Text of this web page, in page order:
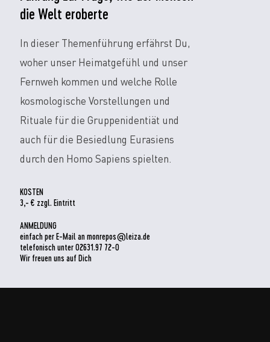
die Welt eroberte
In dieser Themenführung erfährst Du,
woher unser Heimatgefühl und unser
Fernweh kommen und welche Rolle
kosmologische Vorstellungen und
Rituale für die Gruppenidentiät und
auch für die Besiedlung Eurasiens
durch den Homo Sapiens spielten.
KOSTEN
3,- € zzgl. Eintritt
ANMELDUNG
einfach per E-Mail an monrepos@leiza.de
telefonisch unter 02631.97 72-0
Wir freuen uns auf Dich